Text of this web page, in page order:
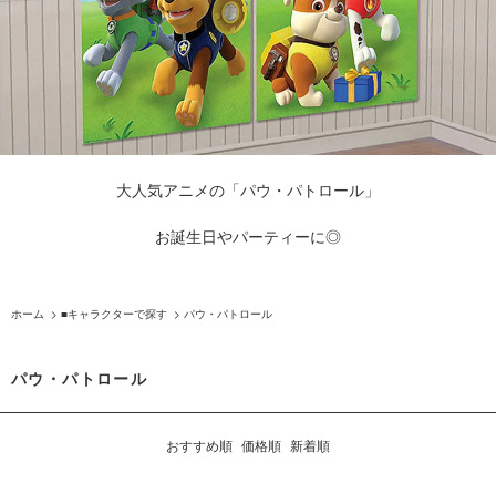
大人気アニメの「パウ・パトロール」
お誕生日やパーティーに◎
ホーム > ■キャラクターで探す > パウ・パトロール
パウ・パトロール
おすすめ順 価格順 新着順